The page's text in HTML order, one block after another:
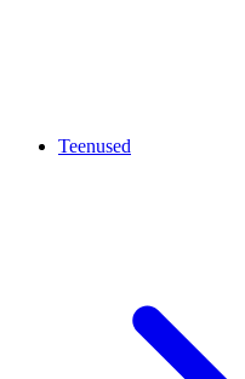
Teenused